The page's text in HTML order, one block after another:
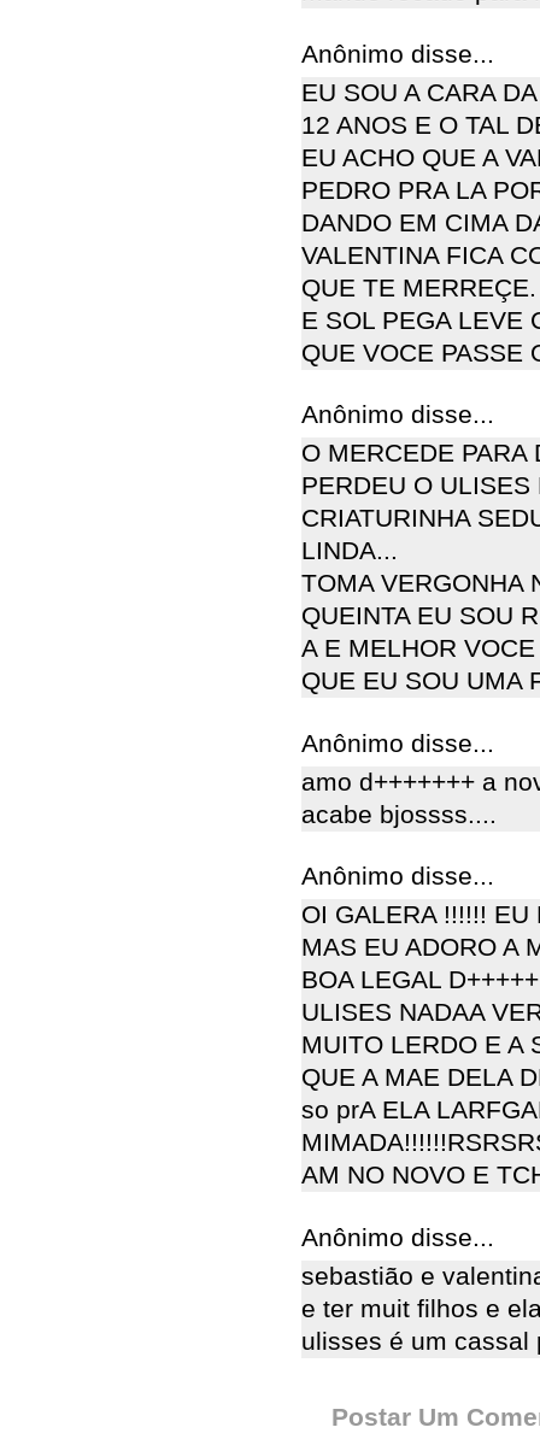
Anônimo disse...
EU SOU A CARA
12 ANOS E O TAL
EU ACHO QUE A
PEDRO PRA LA
DANDO EM CIMA
VALENTINA FICA
QUE TE MERREÇE.
E SOL PEGA LEVE
QUE VOCE PASSE
Anônimo disse...
O MERCEDE PARA
PERDEU O
CRIATURINHA
LINDA...
TOMA VERGONHA
QUEINTA EU SOU
A E MELHOR
QUE EU SOU UMA
Anônimo disse...
amo d+++++++ a
acabe bjossss....
Anônimo disse...
OI GALERA !!!!!! EU
MAS EU ADORO A
BOA LEGAL
ULISES NADAA
MUITO LERDO E A
QUE A MAE DELA
so prA ELA
AM NO NOVO E
Anônimo disse...
sebastião e
e ter muit filhos e
ulisses é um cassal
Postar Um